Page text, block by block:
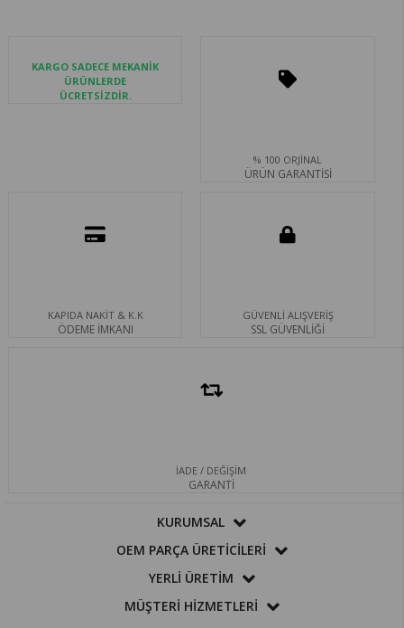
KARGO SADECE MEKANİK
ÜRÜNLERDE
ÜCRETSİZDİR.
% 100 ORJİNAL
ÜRÜN GARANTİSİ
KAPIDA NAKİT & K.K
ÖDEME İMKANI
GÜVENLİ ALIŞVERİŞ
SSL GÜVENLİĞİ
İADE / DEĞİŞİM
GARANTİ
KURUMSAL
OEM PARÇA ÜRETİCİLERİ
YERLİ ÜRETİM
MÜŞTERİ HİZMETLERİ